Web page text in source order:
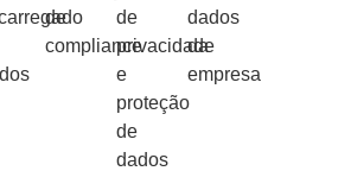
de
compliance
de
privacidade
e
proteção
de
dados
dados
da
empresa